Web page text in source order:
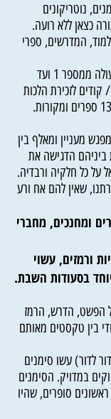
נוטריקונים
כצאן ללא רועה.
המדרשים, ספרי
בספר 1,350 נושאים שמוינו לפי המספרים בסדר עולה ממספר 1 ועד
- סימנים/ קודים לזכירת הלכות
מעניין ומאלף בין
הדגישה את
על כל חלקיה ורבדיה.
שאין להם אח ורע
ומחנכים, מחברי
ורמזים, עשוי
בסעודות השבת.
הפשט, הדרש, הרמז
בין טקסטים מאותם
לדור) עשו סימנים
במדויק. הסימנים
סופרים, שהיו